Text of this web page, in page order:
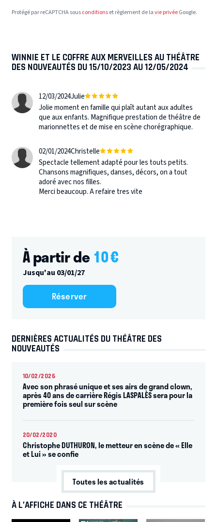
Protégé par reCAPTCHA sousconditionset règlement de lavie privéeGoogle.
WINNIE ET LE COFFRE AUX MERVEILLES AU THÉÂTRE
DES NOUVEAUTÉS DU 15/10/2023 AU 12/05/2024
12/03/2024Julie
Jolie moment en famille qui plaît autant aux adultes
que aux enfants. Magnifique prestation de théâtre de
marionnettes et de mise en scène chorégraphique.
02/01/2024Christelle
Spectacle tellement adapté pour les touts petits.
Chansons magnifiques, danses, décors, on a tout
adoré avec nos filles.
Merci beaucoup. A refaire tres vite
À partir de10€
Jusqu'au 03/01/27
Réserver
DERNIÈRES ACTUALITÉS DU THÉÂTRE DES
NOUVEAUTÉS
10/02/2026
Avec son phrasé unique et ses airs de grand clown,
après 40 ans de carrière Régis LASPALÈS sera pour la
première fois seul sur scène
20/02/2020
Christophe DUTHURON, le metteur en scène de « Elle
et Lui » se confie
Toutes les actualités
À L’AFFICHE DANS CE THÉÂTRE